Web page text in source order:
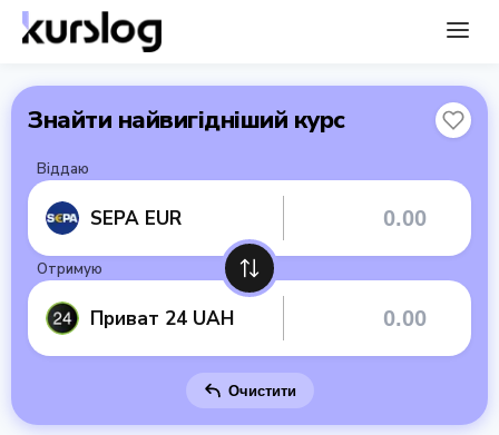
Знайти найвигідніший курс
Віддаю
SEPA EUR
Отримую
Приват 24 UAH
Очистити